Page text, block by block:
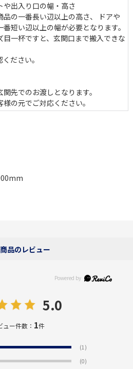
出入り口の幅・高さ
品の一番長い辺以上の高さ、 ドア
短い辺以上の幅が必要となります。
一杯ですと、玄関口まで搬入できな
ださい。
先でのお渡しとなります。
の元でご対応ください。
品のレビュー
5.0
ュー件数： 1件
(1)
(0)